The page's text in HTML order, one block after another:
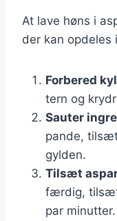
At lave høns i
der kan opdeles
Forbered
tern og
Sauter
pande,
gylden.
Tilsæt
færdig,
par minutter.